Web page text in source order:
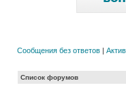
Сообщения без ответов |
Список форумов